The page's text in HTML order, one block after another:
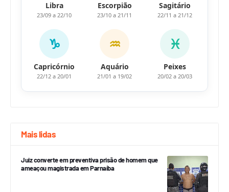
Libra
23/09 a 22/10
Escorpião
23/10 a 21/11
Sagitário
22/11 a 21/12
♑
Capricórnio
22/12 a 20/01
♒
Aquário
21/01 a 19/02
♓
Peixes
20/02 a 20/03
Mais lidas
Juiz converte em preventiva prisão de homem que
ameaçou magistrada em Parnaíba